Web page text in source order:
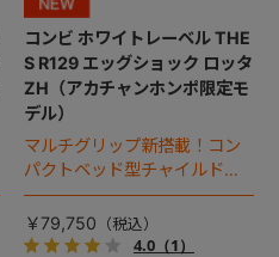
コンビ ホワイトレーベル THE
S R129 エッグショック ロッタ
ZH（アカチャンホンポ限定モ
デル）
マルチグリップ新搭載！コン
パクトベッド型チャイルドシ
ート（2026年モデル）。
￥79,750
4.0（1）